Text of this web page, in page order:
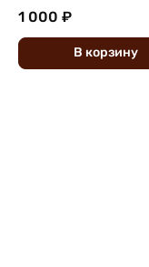
1 000 ₽
В корзину